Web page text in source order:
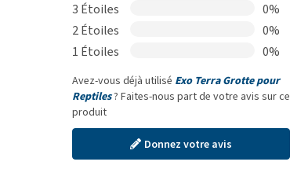
3 Étoiles
0%
2 Étoiles
0%
1 Étoiles
0%
Avez-vous déjà utilisé Exo Terra Grotte pour
Reptiles? Faites-nous part de votre avis sur ce
produit
Donnez votre avis